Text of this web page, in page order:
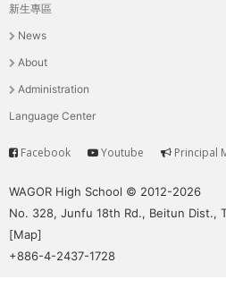
主
選
單
新生專區
News
About
Administration
Language Center
Service
Facebook Youtube Principal
WAGOR High School © 2012-2026
No. 328, Junfu 18th Rd., Beitun Dist.,
[Map]
+886-4-2437-1728